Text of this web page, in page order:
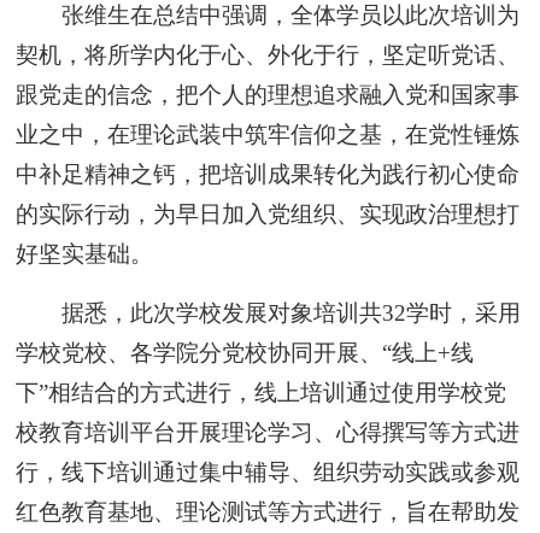
张维生在总结中强调，全体学员以此次培训为
契机，将所学内化于心、外化于行，坚定听党话、
跟党走的信念，把个人的理想追求融入党和国家事
业之中，在理论武装中筑牢信仰之基，在党性锤炼
中补足精神之钙，把培训成果转化为践行初心使命
的实际行动，为早日加入党组织、实现政治理想打
好坚实基础。
据悉，此次学校发展对象培训共32学时，采用
学校党校、各学院分党校协同开展、“线上+线
下”相结合的方式进行，线上培训通过使用学校党
校教育培训平台开展理论学习、心得撰写等方式进
行，线下培训通过集中辅导、组织劳动实践或参观
红色教育基地、理论测试等方式进行，旨在帮助发